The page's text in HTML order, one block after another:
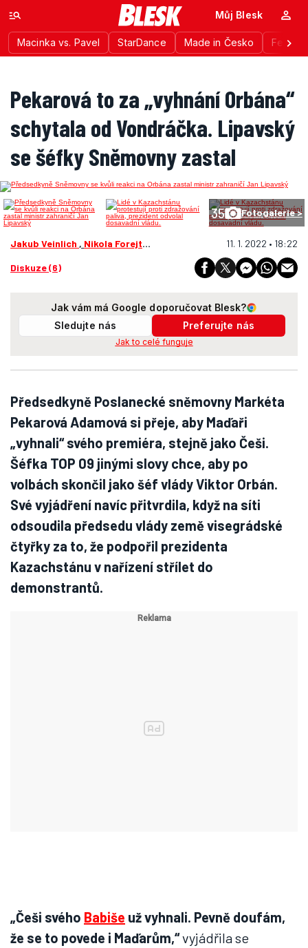
Macinka vs. Pavel StarDance Made in Česko
Můj Blesk
Pekarová to za „vyhnání Orbána“
schytala od Vondráčka. Lipavský
se šéfky Sněmovny zastal
35 Fotogalerie >
Jakub Veinlich , Nikola Forejtová 11. 1. 2022 • 18:22
Diskuze (6)
Jak vám má Google doporučovat Blesk?
Sledujte nás
Preferujte nás
Jak to celé funguje
Předsedkyně Poslanecké sněmovny Markéta
Pekarová Adamová si přeje, aby Maďaři
„vyhnali“ svého premiéra, stejně jako Češi.
Šéfka TOP 09 jinými slovy chce, aby po
volbách skončil jako šéf vlády Viktor Orbán.
Své vyjádření navíc přitvrdila, když na síti
odsoudila předsedu vlády země visegrádské
čtyřky za to, že podpořil prezidenta
Kazachstánu v nařízení střílet do
demonstrantů.
„Češi svého Babiše už vyhnali. Pevně doufám,
že se to povede i Maďarům,“vyjádřila se